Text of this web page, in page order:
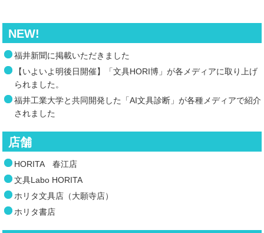
NEW!
福井新聞に掲載いただきました
【いよいよ明後日開催】「文具HORI博」が各メディアに取り上げ
られました。
福井工業大学と共同開発した「AI文具診断」が各種メディアで紹介
されました
店舗
HORITA 春江店
文具Labo HORITA
ホリタ文具店（大願寺店）
ホリタ書店